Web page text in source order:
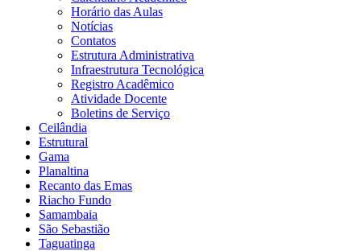
Horário das Aulas
Notícias
Contatos
Estrutura Administrativa
Infraestrutura Tecnológica
Registro Acadêmico
Atividade Docente
Boletins de Serviço
Ceilândia
Estrutural
Gama
Planaltina
Recanto das Emas
Riacho Fundo
Samambaia
São Sebastião
Taguatinga